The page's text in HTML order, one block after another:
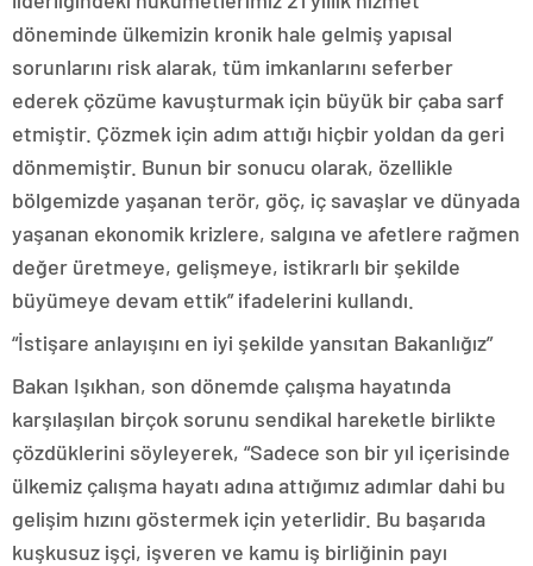
döneminde ülkemizin kronik hale gelmiş yapısal
sorunlarını risk alarak, tüm imkanlarını seferber
ederek çözüme kavuşturmak için büyük bir çaba sarf
etmiştir. Çözmek için adım attığı hiçbir yoldan da geri
dönmemiştir. Bunun bir sonucu olarak, özellikle
bölgemizde yaşanan terör, göç, iç savaşlar ve dünyada
yaşanan ekonomik krizlere, salgına ve afetlere rağmen
değer üretmeye, gelişmeye, istikrarlı bir şekilde
büyümeye devam ettik” ifadelerini kullandı.
“İstişare anlayışını en iyi şekilde yansıtan Bakanlığız”
Bakan Işıkhan, son dönemde çalışma hayatında
karşılaşılan birçok sorunu sendikal hareketle birlikte
çözdüklerini söyleyerek, “Sadece son bir yıl içerisinde
ülkemiz çalışma hayatı adına attığımız adımlar dahi bu
gelişim hızını göstermek için yeterlidir. Bu başarıda
kuşkusuz işçi, işveren ve kamu iş birliğinin payı